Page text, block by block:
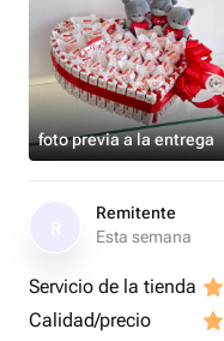
foto previa a la entrega
Remitente
Esta semana
Servicio de la tienda
Calidad/precio